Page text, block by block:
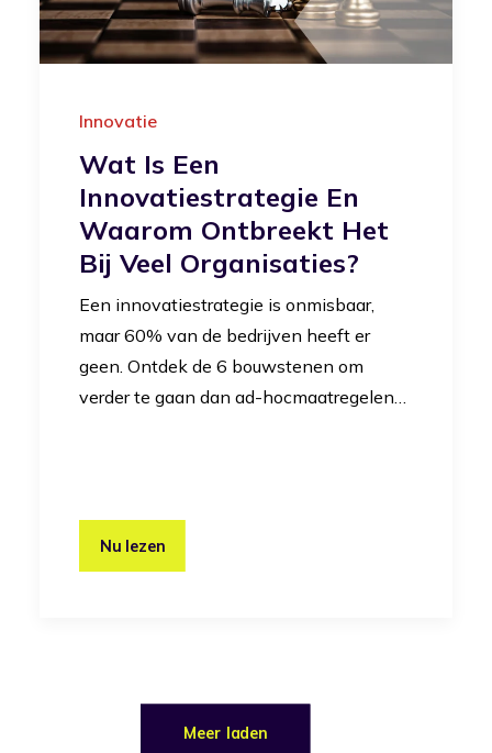
Innovatie
Wat Is Een
Innovatiestrategie En
Waarom Ontbreekt Het
Bij Veel Organisaties?
Een innovatiestrategie is onmisbaar,
maar 60% van de bedrijven heeft er
geen. Ontdek de 6 bouwstenen om
verder te gaan dan ad-hocmaatregelen…
Nu lezen
Meer laden